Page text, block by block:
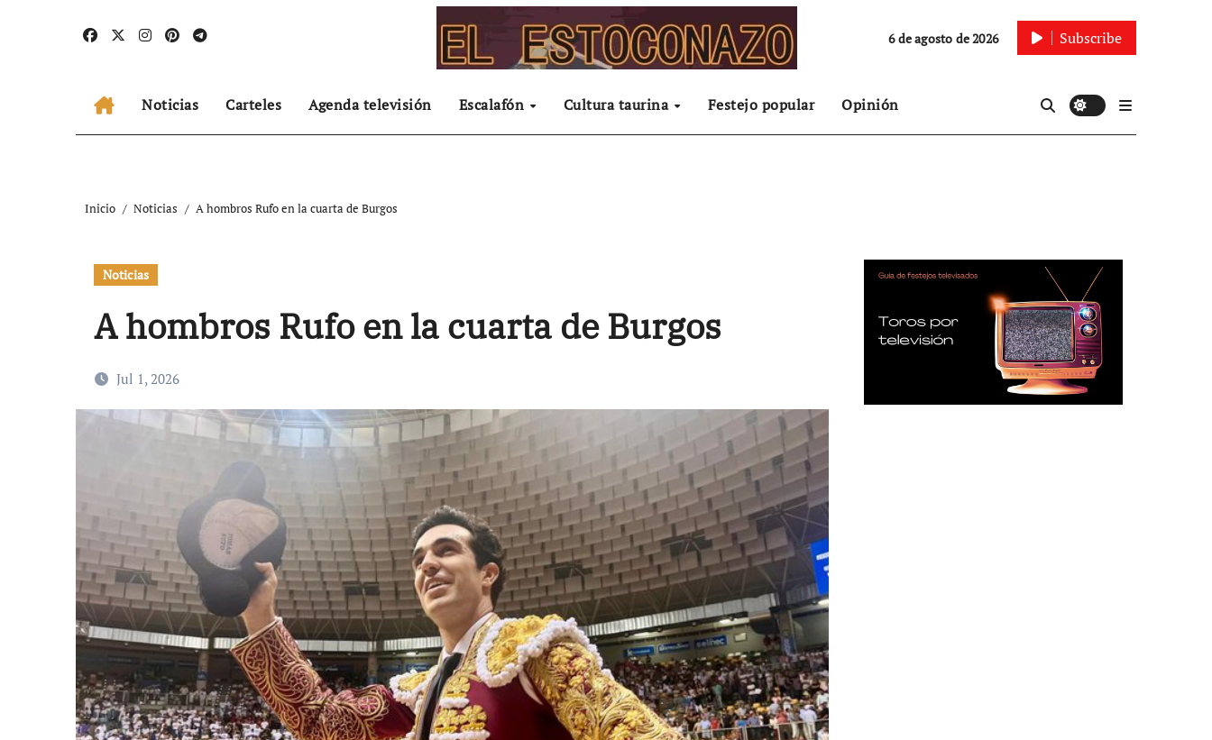
6 de agosto de 2026 Subscribe
Noticias Carteles Agenda televisión Escalafón Cultura taurina Festejo popular Opinión
Inicio Noticias A hombros Rufo en la cuarta de Burgos
Noticias
A hombros Rufo en la cuarta de Burgos
Jul 1, 2026